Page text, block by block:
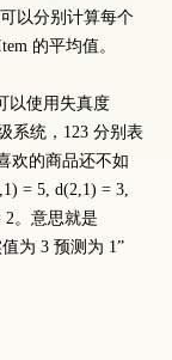
以分别计算每个
的平均值。
以使用失真度
系统，123 分别表
欢的商品还不如
= 5, d(2,1) = 3,
2。意思就是
为 3 预测为 1”